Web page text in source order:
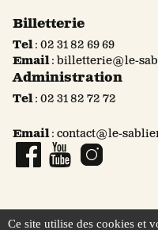
Billetterie
Tel: 02 31 82 69 69
Email:billetterie@le-
Administration
Tel: 02 31 82 72 72
Email: contact@le-
Ce site utilise des cookies et